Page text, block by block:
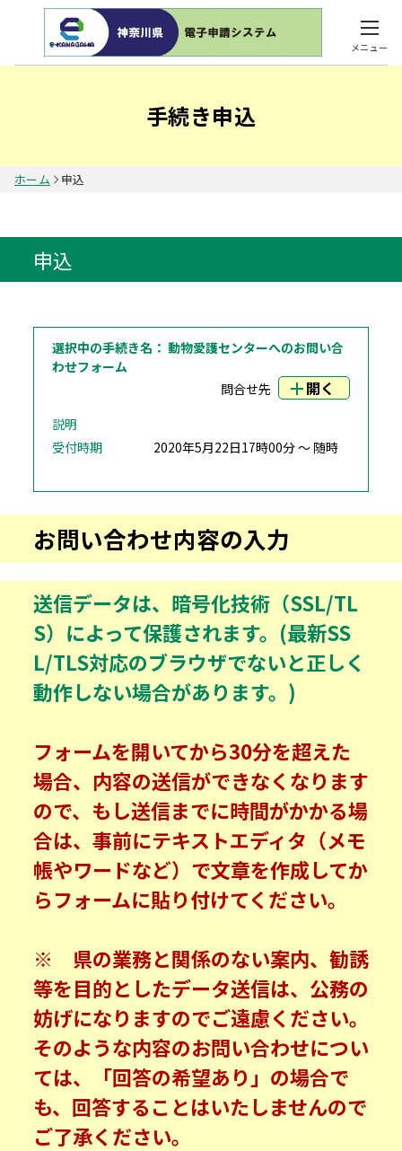
メニュー
手続き申込
ホーム 申込
申込
選択中の手続き名： 動物愛護センターへのお問い合
わせフォーム
問合せ先
開く
説明
受付時期
2020年5月22日17時00分 ～ 随時
お問い合わせ内容の入力
送信データは、暗号化技術（SSL/TL
S）によって保護されます。(最新SS
L/TLS対応のブラウザでないと正しく
動作しない場合があります。)
フォームを開いてから30分を超えた
場合、内容の送信ができなくなります
ので、もし送信までに時間がかかる場
合は、事前にテキストエディタ（メモ
帳やワードなど）で文章を作成してか
らフォームに貼り付けてください。
※ 県の業務と関係のない案内、勧誘
等を目的としたデータ送信は、公務の
妨げになりますのでご遠慮ください。
そのような内容のお問い合わせについ
ては、「回答の希望あり」の場合で
も、回答することはいたしませんので
ご了承ください。